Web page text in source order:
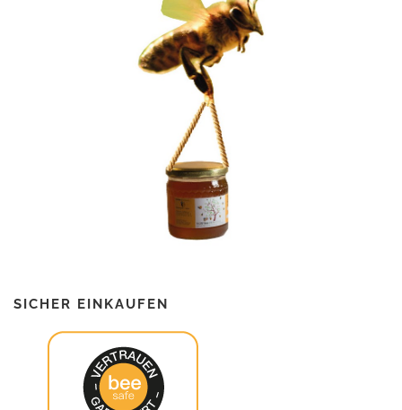
SICHER EINKAUFEN